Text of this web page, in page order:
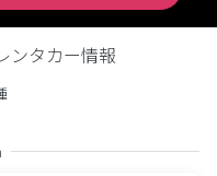
ンタカー情報